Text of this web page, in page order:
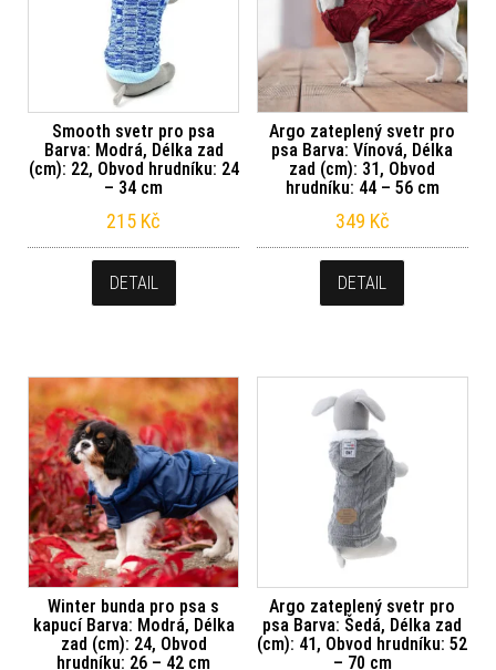
Smooth svetr pro psa
Barva: Modrá, Délka zad
(cm): 22, Obvod hrudníku: 24
– 34 cm
215 Kč
DETAIL
Argo zateplený svetr pro
psa Barva: Vínová, Délka
zad (cm): 31, Obvod
hrudníku: 44 – 56 cm
349 Kč
DETAIL
Winter bunda pro psa s
kapucí Barva: Modrá, Délka
zad (cm): 24, Obvod
hrudníku: 26 – 42 cm
Argo zateplený svetr pro
psa Barva: Šedá, Délka zad
(cm): 41, Obvod hrudníku: 52
– 70 cm